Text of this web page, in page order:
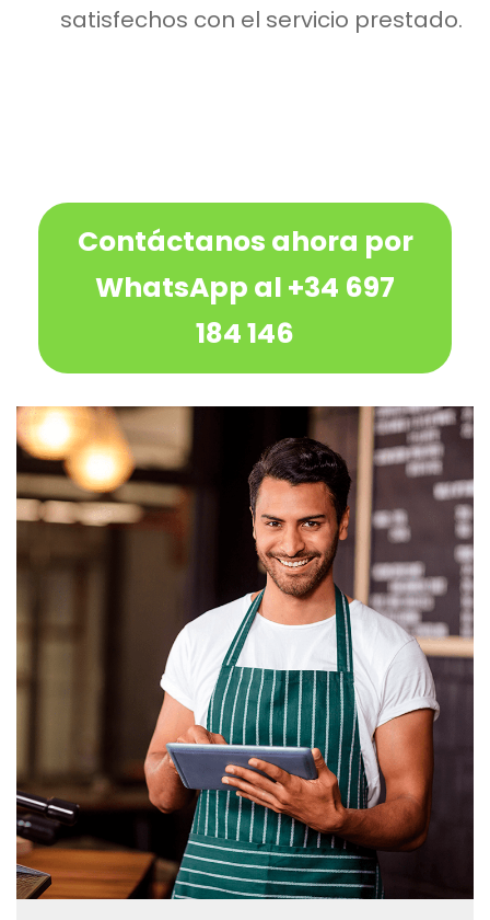
satisfechos con el servicio prestado.
Contáctanos ahora por
WhatsApp al +34 697
184 146